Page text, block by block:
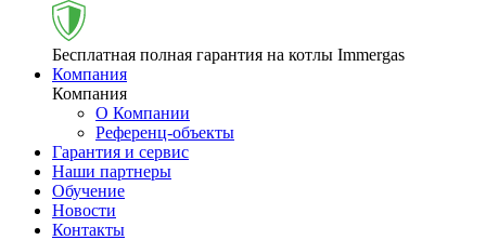
Бесплатная полная гарантия на котлы Immergas
Компания
Компания
О Компании
Референц-объекты
Гарантия и сервис
Наши партнеры
Обучение
Новости
Контакты